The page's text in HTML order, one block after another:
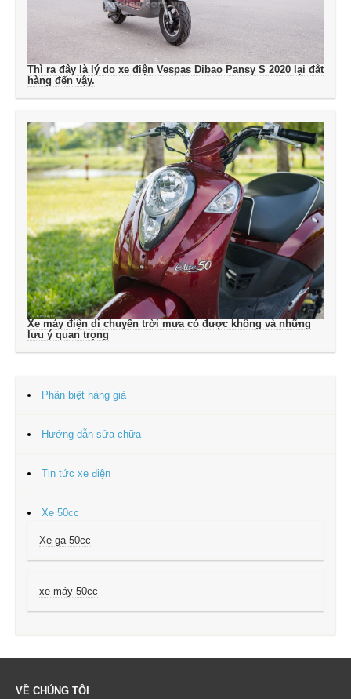
Thì ra đây là lý do xe điện Vespas Dibao Pansy S 2020 lại đắt
hàng đến vậy.
Xe máy điện di chuyển trời mưa có được không và những
lưu ý quan trọng
Phân biệt hàng giả
Hướng dẫn sửa chữa
Tin tức xe điện
Xe 50cc
Xe ga 50cc
xe máy 50cc
VỀ CHÚNG TÔI